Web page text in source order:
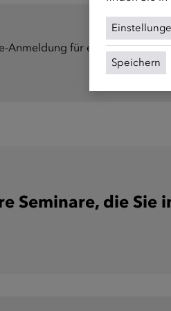
Anmeldung für einen Kurs
Seminare, die Sie
Speichern